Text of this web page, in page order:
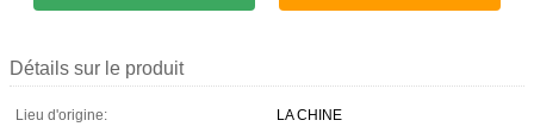
Détails sur le produit
Lieu d'origine:
LA CHINE